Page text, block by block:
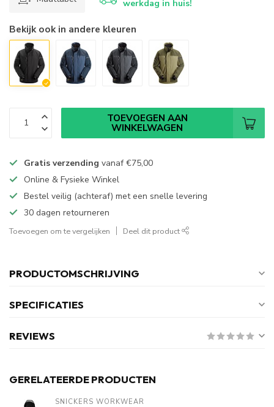
werkdag in huis!
Bekijk ook in andere kleuren
TOEVOEGEN AAN
WINKELWAGEN
Gratis verzending vanaf€75,00
Online & Fysieke Winkel
Bestel veilig (achteraf) met een snelle levering
30 dagen retourneren
Toevoegen om te vergelijken Deel dit product
PRODUCTOMSCHRIJVING
SPECIFICATIES
REVIEWS
GERELATEERDE PRODUCTEN
SNICKERS WORKWEAR